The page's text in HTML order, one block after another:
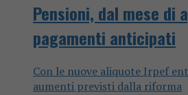
Pensioni, dal mese di
pagamenti anticipati
Con le nuove aliquote Irpef
aumenti previsti dalla riforma